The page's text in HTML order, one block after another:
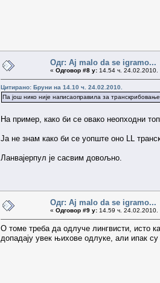
Одг: Aj malo da se igramo...
« Одговор #8 у: 14.54 ч. 24.02.2010.
Цитирано: Бруни на 14.10 ч. 24.02.2010.
Па још нико није написаоправила за
На пример, како би се овако неопходни
Ја не знам како би се уопште оно LL
Ланвајерпул је сасвим довољно.
Одг: Aj malo da se igramo...
« Одговор #9 у: 14.59 ч. 24.02.2010.
О томе треба да одлуче лингвисти, исто
допадају увек њихове одлуке, али ипак